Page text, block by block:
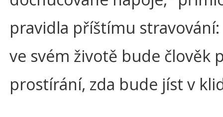
pravidla příštímu
ve svém životě bude člověk
prostírání, zda bude jíst v